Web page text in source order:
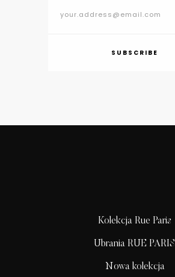
SUBSCRIBE
Kolekcja Rue Paris
Ubrania RUE PARIS
Nowa kolekcja